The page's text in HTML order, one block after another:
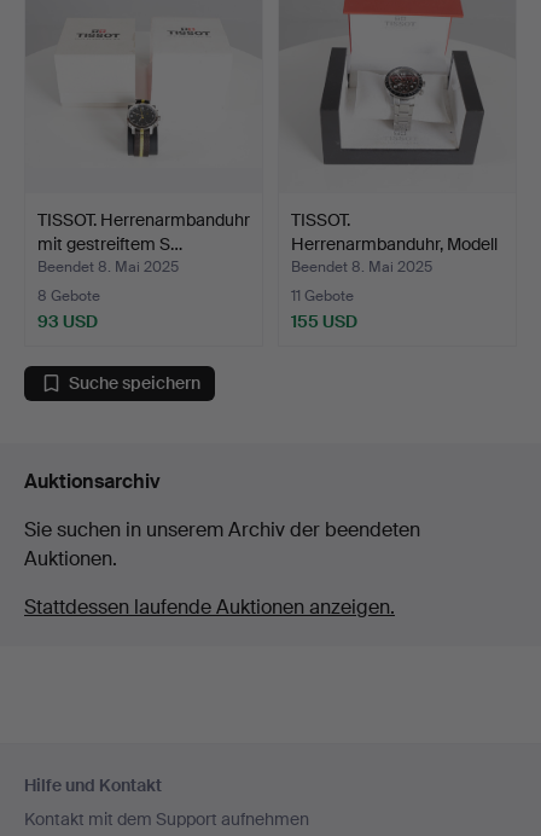
TISSOT. Herrenarmbanduhr
mit gestreiftem S…
Beendet 8. Mai 2025
8 Gebote
93 USD
TISSOT.
Herrenarmbanduhr, Modell
T-Sport V…
Beendet 8. Mai 2025
11 Gebote
155 USD
Suche speichern
Auktionsarchiv
Sie suchen in unserem Archiv der beendeten
Auktionen.
Stattdessen laufende Auktionen anzeigen.
Navigation
Hilfe und Kontakt
Kontakt mit dem Support aufnehmen